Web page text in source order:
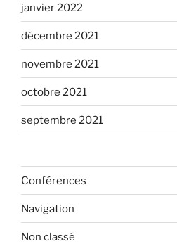
janvier 2022
décembre 2021
novembre 2021
octobre 2021
septembre 2021
Conférences
Navigation
Non classé